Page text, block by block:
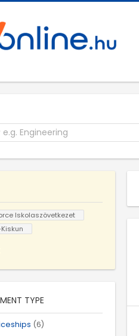
Iskolaszövetkezet
TYPE
(6)